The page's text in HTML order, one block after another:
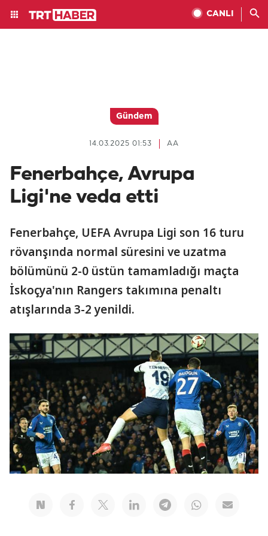
CANLI
Gündem
AA
14.03.2025 01:53
Fenerbahçe, Avrupa
Ligi'ne veda etti
Fenerbahçe, UEFA Avrupa Ligi son 16 turu
rövanşında normal süresini ve uzatma
bölümünü 2-0 üstün tamamladığı maçta
İskoçya'nın Rangers takımına penaltı
atışlarında 3-2 yenildi.